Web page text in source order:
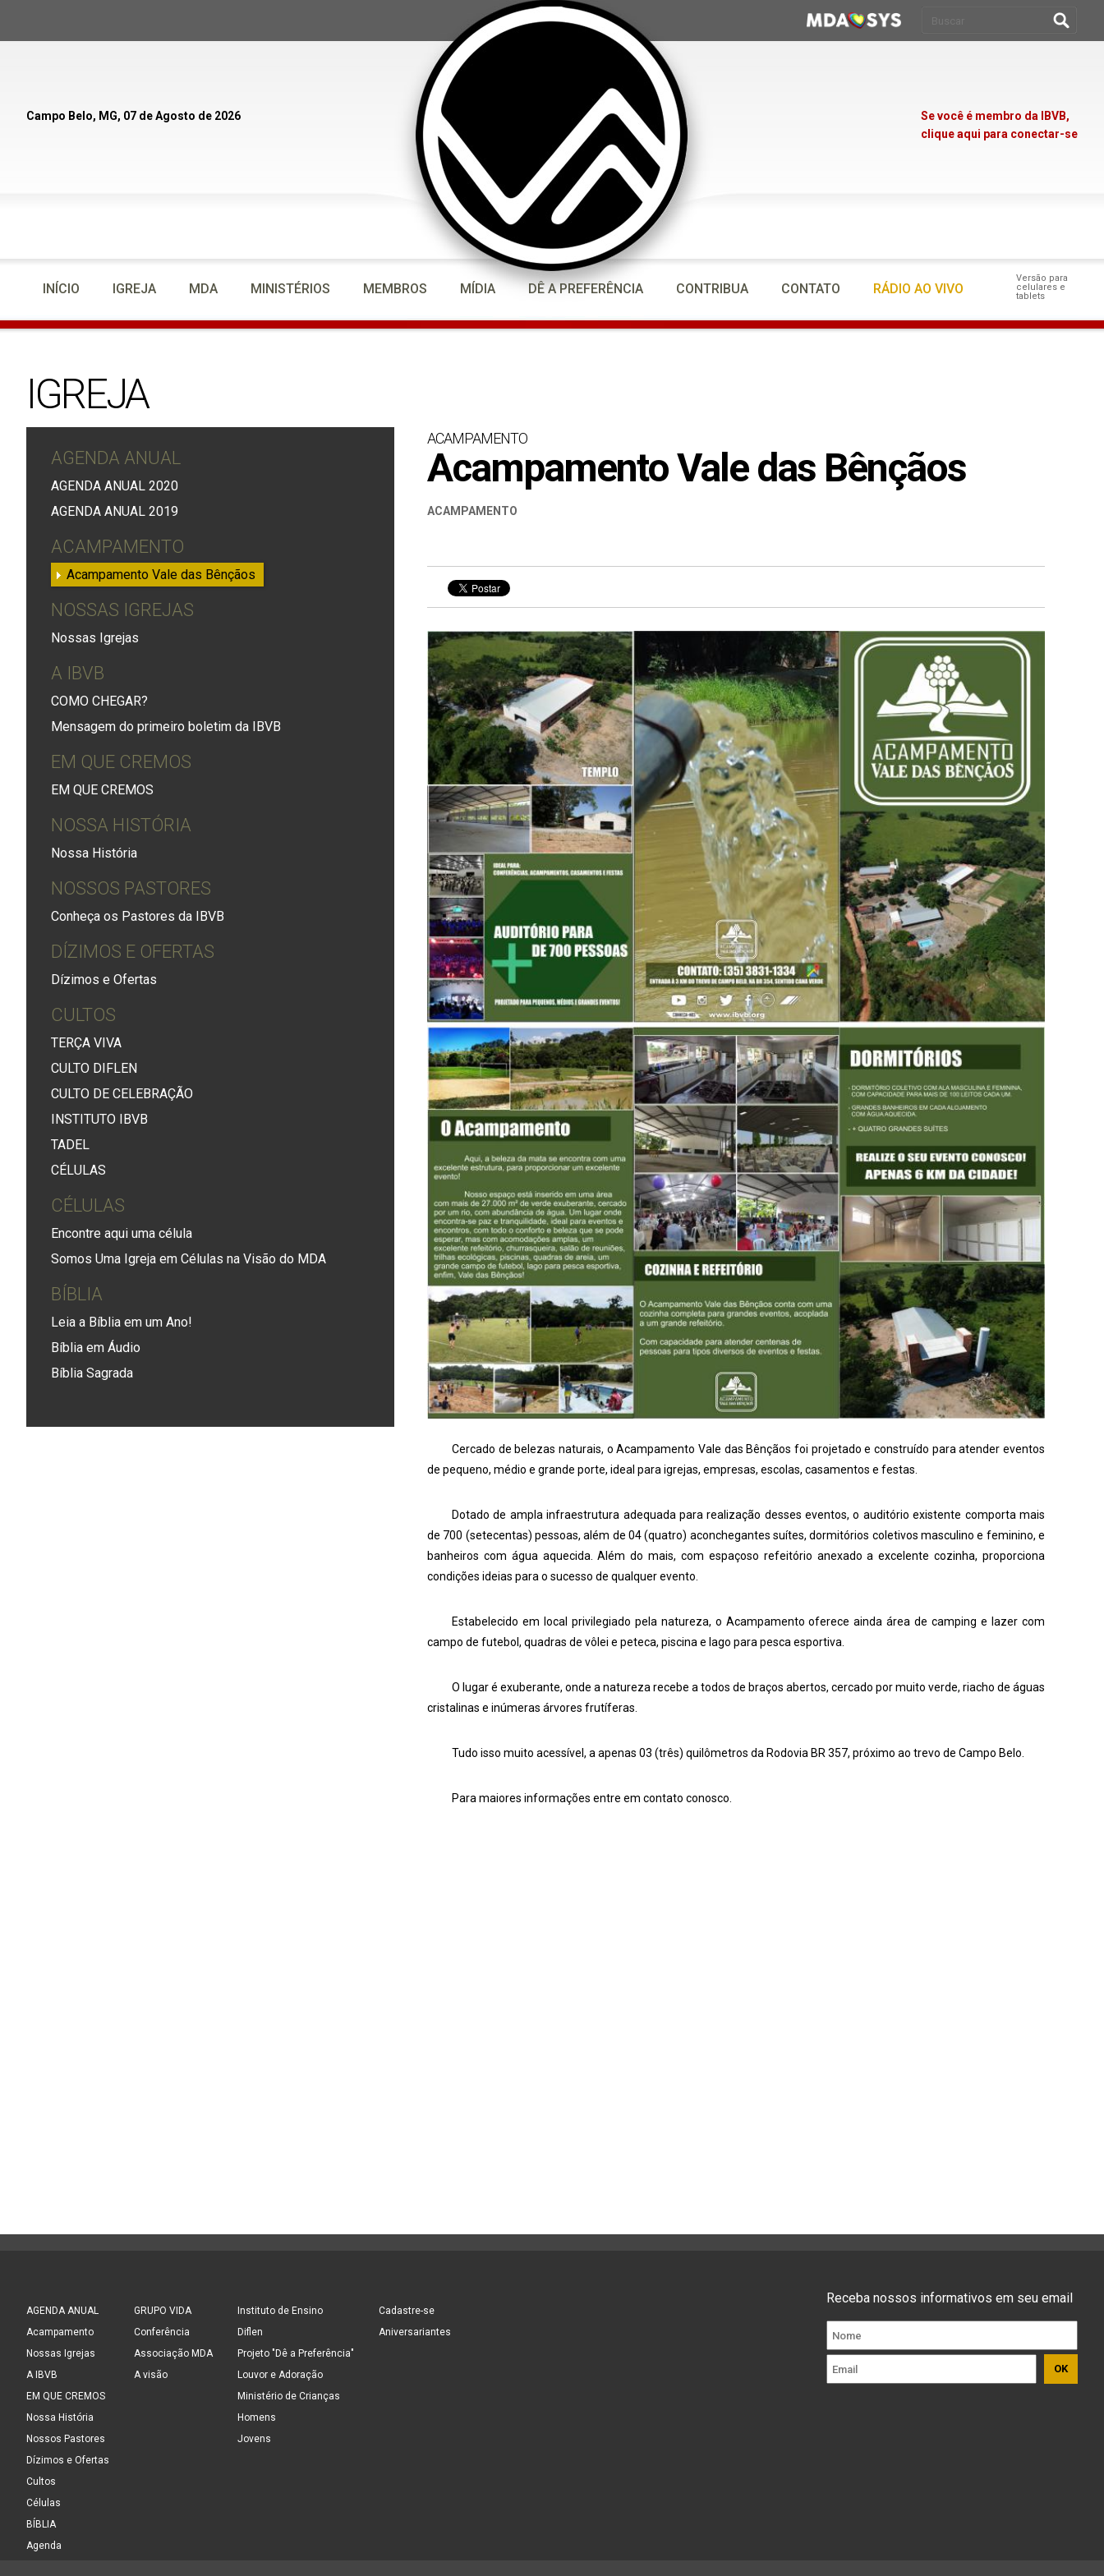
Versão para
celulares e
tablets
Campo Belo, MG, 07 de Agosto de 2026
Se você é membro da IBVB,
clique aqui para conectar-se
INÍCIO IGREJA MDA MINISTÉRIOS MEMBROS MÍDIA DÊ A PREFERÊNCIA CONTRIBUA CONTATO RÁDIO AO VIVO
IGREJA
AGENDA ANUAL
AGENDA ANUAL 2020
AGENDA ANUAL 2019
ACAMPAMENTO
Acampamento Vale das Bênçãos
NOSSAS IGREJAS
Nossas Igrejas
A IBVB
COMO CHEGAR?
Mensagem do primeiro boletim da IBVB
EM QUE CREMOS
EM QUE CREMOS
NOSSA HISTÓRIA
Nossa História
NOSSOS PASTORES
Conheça os Pastores da IBVB
DÍZIMOS E OFERTAS
Dízimos e Ofertas
CULTOS
TERÇA VIVA
CULTO DIFLEN
CULTO DE CELEBRAÇÃO
INSTITUTO IBVB
TADEL
CÉLULAS
CÉLULAS
Encontre aqui uma célula
Somos Uma Igreja em Células na Visão do MDA
BÍBLIA
Leia a Bíblia em um Ano!
Bíblia em Áudio
Bíblia Sagrada
ACAMPAMENTO
Acampamento Vale das Bênçãos
ACAMPAMENTO
Cercado de belezas naturais, o Acampamento Vale das Bênçãos foi projetado e construído para atender eventos
de pequeno, médio e grande porte, ideal para igrejas, empresas, escolas, casamentos e festas.
Dotado de ampla infraestrutura adequada para realização desses eventos, o auditório existente comporta mais
de 700 (setecentas) pessoas, além de 04 (quatro) aconchegantes suítes, dormitórios coletivos masculino e feminino, e
banheiros com água aquecida. Além do mais, com espaçoso refeitório anexado a excelente cozinha, proporciona
condições ideias para o sucesso de qualquer evento.
Estabelecido em local privilegiado pela natureza, o Acampamento oferece ainda área de camping e lazer com
campo de futebol, quadras de vôlei e peteca, piscina e lago para pesca esportiva.
O lugar é exuberante, onde a natureza recebe a todos de braços abertos, cercado por muito verde, riacho de águas
cristalinas e inúmeras árvores frutíferas.
Tudo isso muito acessível, a apenas 03 (três) quilômetros da Rodovia BR 357, próximo ao trevo de Campo Belo.
Para maiores informações entre em contato conosco.
AGENDA ANUAL
Acampamento
Nossas Igrejas
A IBVB
EM QUE CREMOS
Nossa História
Nossos Pastores
Dízimos e Ofertas
Cultos
Células
BÍBLIA
Agenda
GRUPO VIDA
Conferência
Associação MDA
A visão
Instituto de Ensino
Diflen
Projeto "Dê a Preferência"
Louvor e Adoração
Ministério de Crianças
Homens
Jovens
Cadastre-se
Aniversariantes
Receba nossos informativos em seu email
OK